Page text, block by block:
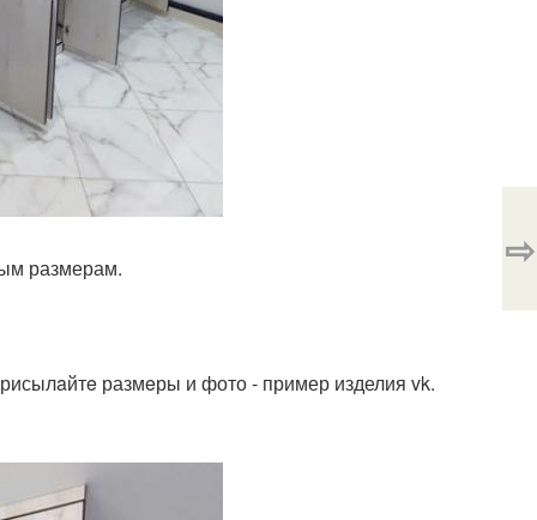
размерам.
размeры и фото - пример изделия vk.
⇨